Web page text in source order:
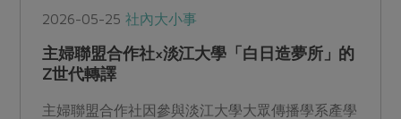
2026-05-25社內大小事
主婦聯盟合作社×淡江大學「白日造夢所」的
Z世代轉譯
主婦聯盟合作社因參與淡江大學大眾傳播學系產學